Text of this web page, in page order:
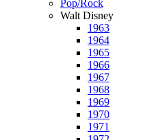
Pop/Rock
Walt Disney
1963
1964
1965
1966
1967
1968
1969
1970
1971